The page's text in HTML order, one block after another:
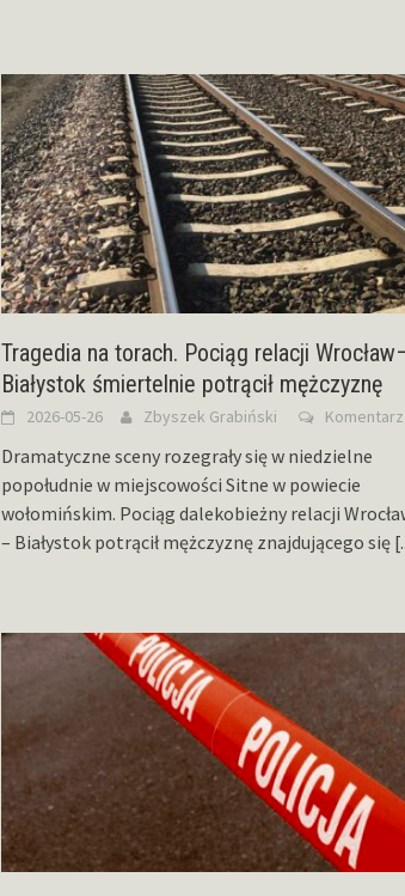
Tragedia na torach. Pociąg relacji
Białystok śmiertelnie potrącił mężczyznę
2026-05-26 Zbyszek Grabiński Komentarz
Dramatyczne sceny rozegrały się w niedzielne
popołudnie w miejscowości Sitne w powiecie
wołomińskim. Pociąg dalekobieżny relacji
– Białystok potrącił mężczyznę znajdującego się